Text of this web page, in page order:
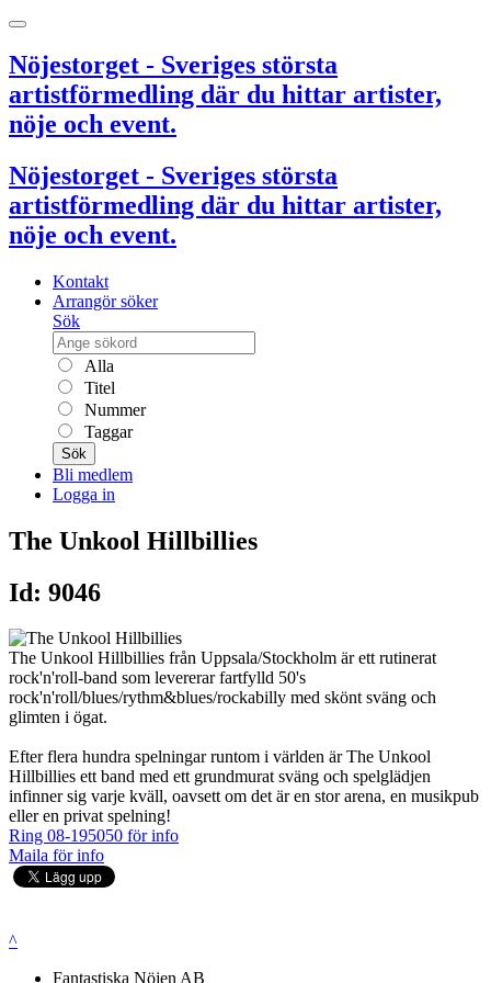
Nöjestorget - Sveriges största
artistförmedling där du hittar artister,
nöje och event.
Nöjestorget - Sveriges största
artistförmedling där du hittar artister,
nöje och event.
Kontakt
Arrangör söker
Sök
Alla
Titel
Nummer
Taggar
Sök
Bli medlem
Logga in
The Unkool Hillbillies
Id: 9046
The Unkool Hillbillies från Uppsala/Stockholm är ett rutinerat
rock'n'roll-band som levererar fartfylld 50's
rock'n'roll/blues/rythm&blues/rockabilly med skönt sväng och
glimten i ögat.
Efter flera hundra spelningar runtom i världen är The Unkool
Hillbillies ett band med ett grundmurat sväng och spelglädjen
infinner sig varje kväll, oavsett om det är en stor arena, en musikpub
eller en privat spelning!
Ring 08-195050 för info
Maila för info
^
Fantastiska Nöjen AB